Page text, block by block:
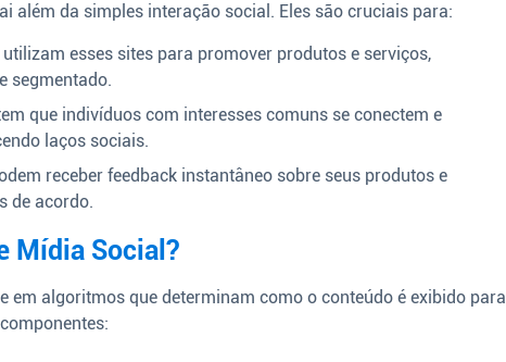
além da simples interação social. Eles são cruciais para:
utilizam esses sites para promover produtos e serviços,
segmentado.
que indivíduos com interesses comuns se conectem e
laços sociais.
receber feedback instantâneo sobre seus produtos e
de acordo.
Mídia Social?
em algoritmos que determinam como o conteúdo é exibido para